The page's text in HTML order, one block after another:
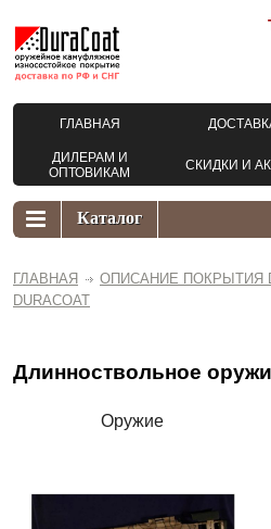
ГЛАВНАЯ
ДИЛЕРАМ И
ОПТОВИКАМ
СКИДКИ И
ГЛАВНАЯ ОПИСАНИЕ ПОКРЫТИЯ
DURACOAT
Длинноствольное
Оружие